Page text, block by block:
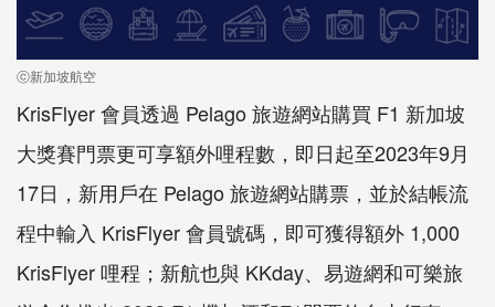
ⓒ新加坡航空
KrisFlyer會員透過 Pelago 旅遊網站購買 F1 新加坡
大獎賽門票更可享額外哩程數，即日起至2023年9月
17日，新用戶在 Pelago 旅遊網站購票，並於結帳流
程中輸入 KrisFlyer會員號碼，即可獲得額外 1,000
KrisFlyer哩程；新航也與 KKday、易遊網和可樂旅